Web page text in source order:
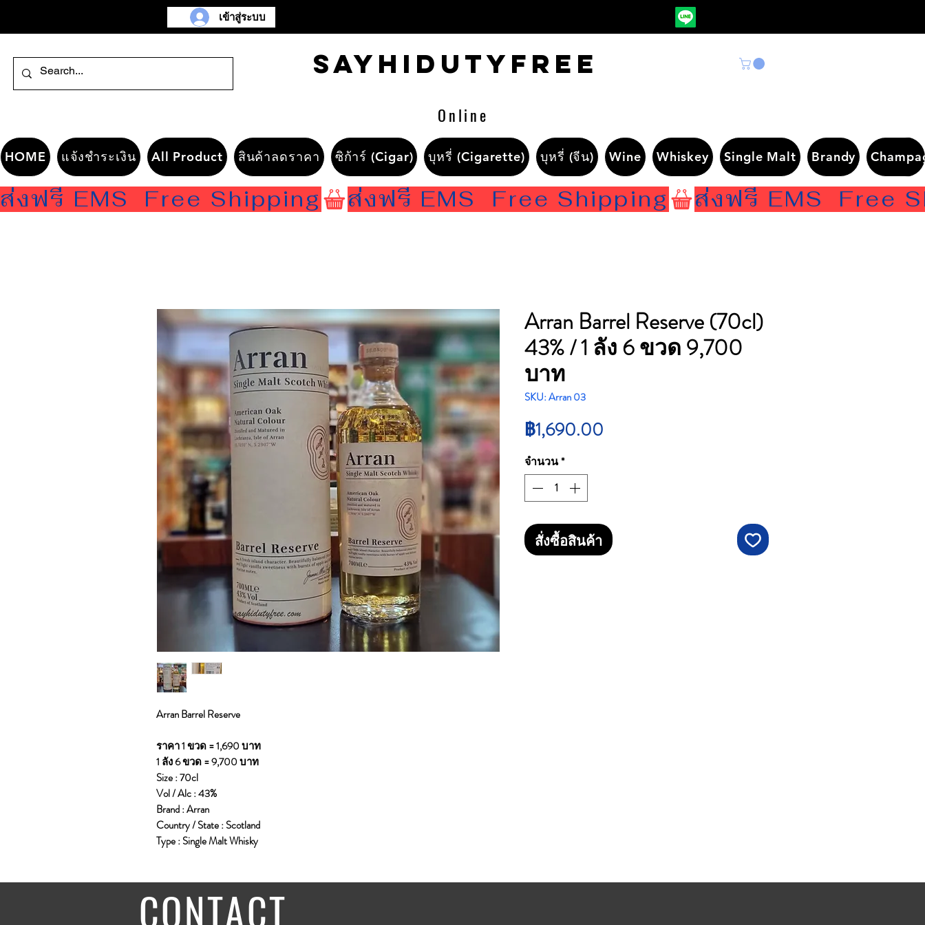
เข้าสู่ระบบ
Sayhidutyfree
Online
HOME แจ้งชำระเงิน All Product สินค้าลดราคา ซิก้าร์ (Cigar) บุหรี่ (Cigarette) บุหรี่ (จีน) Wine Whiskey Single Malt Brandy
ส่งฟรี EMS  Free Shipping
Arran Barrel Reserve
ราคา 1 ขวด = 1,690 บาท
1 ลัง 6 ขวด = 9,700 บาท
Size : 70cl
Vol / Alc : 43%
Brand : Arran
Country / State : Scotland
Type : Single Malt Whisky
Arran Barrel Reserve (70cl)
43% / 1 ลัง 6 ขวด 9,700
บาท
SKU: Arran 03
฿1,690.00
จำนวน*
สั่งซื้อสินค้า
CONTACT